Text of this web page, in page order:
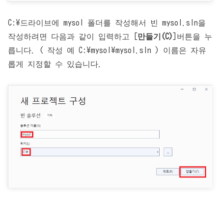
C:\드라이브에 mysol 폴더를 작성해서 빈 mysol.sln을
작성하려면 다음과 같이 입력하고 [ 만들기(C)
]버튼을 누
릅니다. ( 작성 예 C:\mysol\mysol.sln ) 이름은 자유
롭게 지정할 수 있습니다.